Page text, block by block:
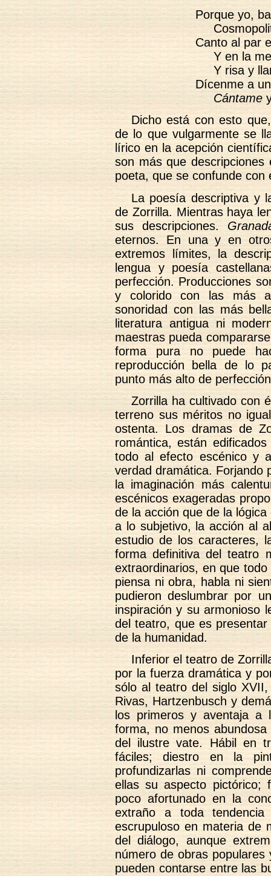
Porque yo,
Canto al par
Y en la
Y risa y
Dícenme a
Cántame
Dicho está con esto
de lo que vulgarmente se
lírico en la acepción
son más que
poeta, que se confunde con
La poesía descriptiva y
de Zorrilla. Mientras haya
sus descripciones.
eternos. En una y en
extremos límites, la
lengua y poesía
perfección. Producciones
y colorido con las más
sonoridad con las más
literatura antigua ni
maestras pueda
forma pura no puede
reproducción bella de lo
punto más alto de
Zorrilla ha cultivado con
terreno sus méritos no
ostenta. Los dramas de
romántica, están
todo al efecto escénico y
verdad dramática. Forjando
la imaginación más
escénicos exageradas
de la acción que de la
a lo subjetivo, la acción al
estudio de los caracteres,
forma definitiva del teatro
extraordinarios, en que
piensa ni obra, habla ni
pudieron deslumbrar por
inspiración y su armonioso
del teatro, que es
de la humanidad.
Inferior el teatro de
por la fuerza dramática y
sólo al teatro del siglo
Rivas, Hartzenbusch y
los primeros y aventaja a
forma, no menos
del ilustre vate. Hábil en
fáciles; diestro en la
profundizarlas ni
ellas su aspecto pictórico;
poco afortunado en la
extraño a toda
escrupuloso en materia de
del diálogo, aunque
número de obras
pueden contarse entre las